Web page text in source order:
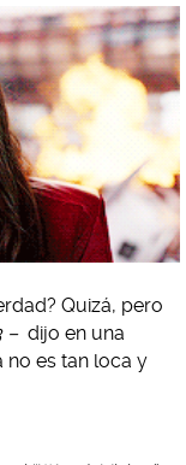
Quizá, pero
– dijo en una
no es tan loca y